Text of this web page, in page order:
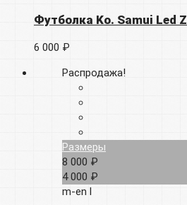
Футболка Ko. Samui Led Z
6 000 ₽
Распродажа!
Размеры
8 000 ₽
4 000 ₽
m-en l